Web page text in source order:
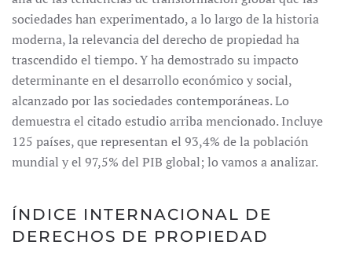
sociedades han experimentado, a lo largo de la historia
moderna, la relevancia del derecho de propiedad ha
trascendido el tiempo. Y ha demostrado su impacto
determinante en el desarrollo económico y social,
alcanzado por las sociedades contemporáneas. Lo
demuestra el citado estudio arriba mencionado. Incluye
125 países, que representan el 93,4% de la población
mundial y el 97,5% del PIB global; lo vamos a analizar.
ÍNDICE INTERNACIONAL DE
DERECHOS DE PROPIEDAD